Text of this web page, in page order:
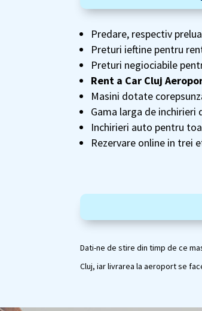
Predare, respectiv
Preturi ieftine pentru
Preturi negiociabile
Rent a Car Cluj
Masini dotate
Gama larga de inchirieri
Inchirieri auto pentru
Rezervare online in trei
Dati-ne de stire din timp de ce
Cluj, iar livrarea la aeroport se